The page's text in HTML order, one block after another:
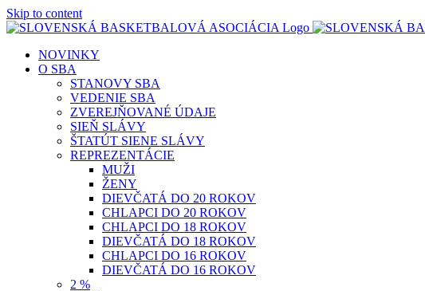
Skip to content
NOVINKY
O SBA
STANOVY SBA
VEDENIE SBA
ZVEREJŇOVANÉ ÚDAJE
SIEŇ SLÁVY
ŠTATÚT SIENE SLÁVY
REPREZENTÁCIE
MUŽI
ŽENY
DIEVČATÁ DO 20 ROKOV
CHLAPCI DO 20 ROKOV
CHLAPCI DO 18 ROKOV
DIEVČATÁ DO 18 ROKOV
CHLAPCI DO 16 ROKOV
DIEVČATÁ DO 16 ROKOV
2 %